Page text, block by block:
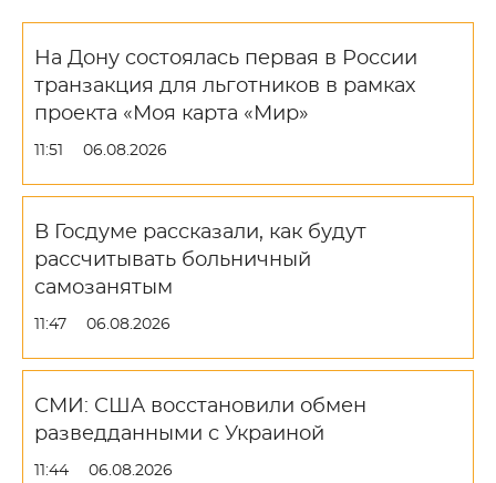
На Дону состоялась первая в России
транзакция для льготников в рамках
проекта «Моя карта «Мир»
11:51 06.08.2026
В Госдуме рассказали, как будут
рассчитывать больничный
самозанятым
11:47 06.08.2026
СМИ: США восстановили обмен
разведданными с Украиной
11:44 06.08.2026